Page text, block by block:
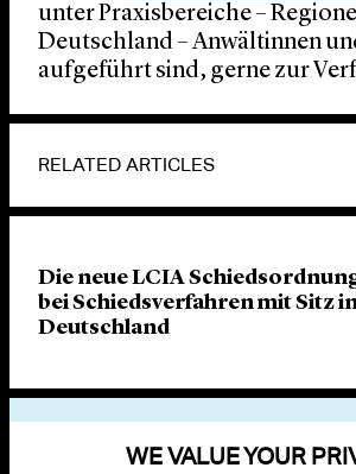
unter Praxisbereiche –
Deutschland – Anwältinnen
aufgeführt sind, gerne zur
RELATED ARTICLES
Die neue LCIA
bei Schiedsverfahren mit Sitz
Deutschland
WE VALUE YOUR